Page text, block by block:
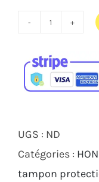
quantité
TAMPONS
PRO
2.0
HONDA
UGS : ND
Catégories :
tampon